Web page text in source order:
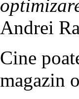
Andrei
Cine
magazin